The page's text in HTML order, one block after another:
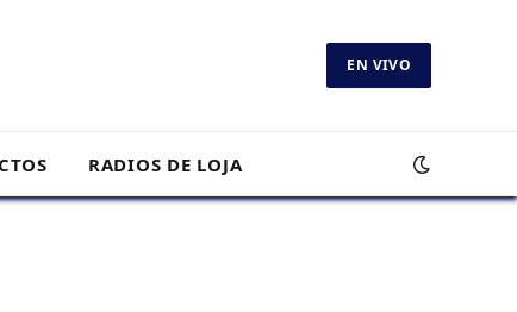
EN VIVO
RADIOS DE LOJA